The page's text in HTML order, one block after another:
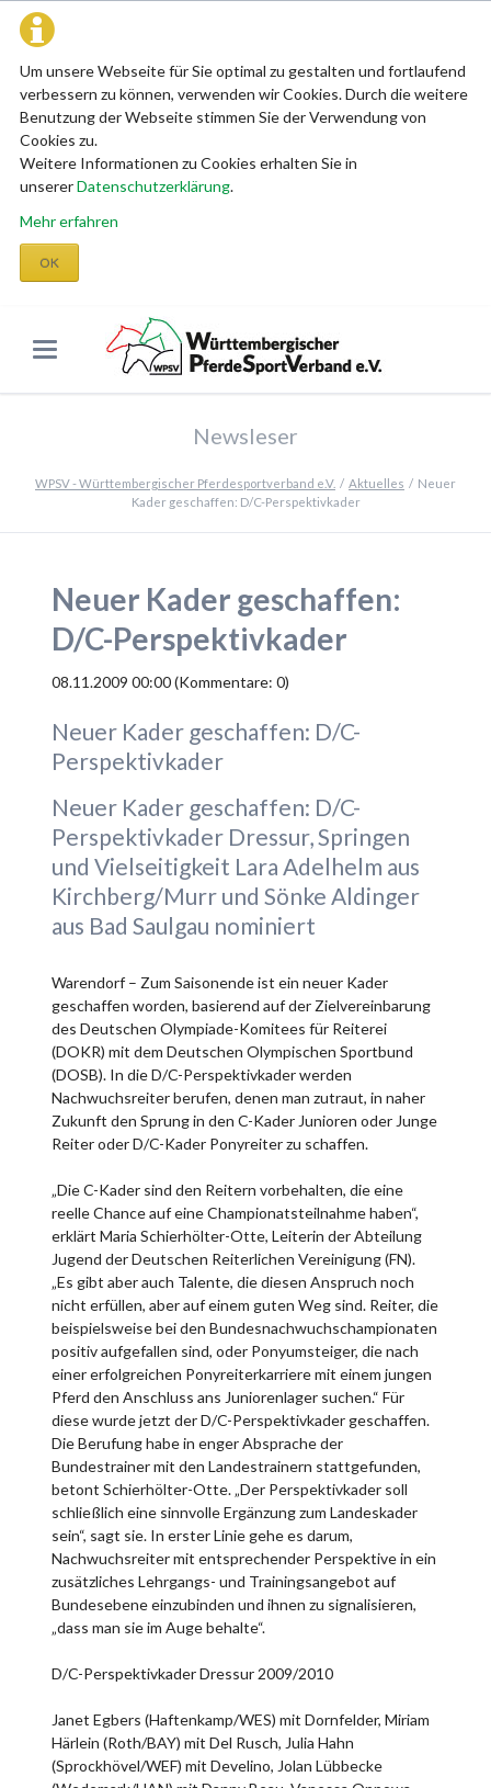
Um unsere Webseite für Sie optimal zu gestalten und fortlaufend
verbessern zu können, verwenden wir Cookies. Durch die weitere
Benutzung der Webseite stimmen Sie der Verwendung von
Cookies zu.
Weitere Informationen zu Cookies erhalten Sie in
unsererDatenschutzerklärung.
Mehr erfahren
OK
Newsleser
WPSV - Württembergischer Pferdesportverband e.V. Aktuelles
Neuer
Kader geschaffen: D/C-Perspektivkader
Neuer Kader geschaffen:
D/C-Perspektivkader
08.11.2009 00:00(Kommentare: 0)
Neuer Kader geschaffen: D/C-
Perspektivkader
Neuer Kader geschaffen: D/C-
Perspektivkader Dressur, Springen
und Vielseitigkeit Lara Adelhelm aus
Kirchberg/Murr und Sönke Aldinger
aus Bad Saulgau nominiert
Warendorf – Zum Saisonende ist ein neuer Kader
geschaffen worden, basierend auf der Zielvereinbarung
des Deutschen Olympiade-Komitees für Reiterei
(DOKR) mit dem Deutschen Olympischen Sportbund
(DOSB). In die D/C-Perspektivkader werden
Nachwuchsreiter berufen, denen man zutraut, in naher
Zukunft den Sprung in den C-Kader Junioren oder Junge
Reiter oder D/C-Kader Ponyreiter zu schaffen.
„Die C-Kader sind den Reitern vorbehalten, die eine
reelle Chance auf eine Championatsteilnahme haben“,
erklärt Maria Schierhölter-Otte, Leiterin der Abteilung
Jugend der Deutschen Reiterlichen Vereinigung (FN).
„Es gibt aber auch Talente, die diesen Anspruch noch
nicht erfüllen, aber auf einem guten Weg sind. Reiter, die
beispielsweise bei den Bundesnachwuchschampionaten
positiv aufgefallen sind, oder Ponyumsteiger, die nach
einer erfolgreichen Ponyreiterkarriere mit einem jungen
Pferd den Anschluss ans Juniorenlager suchen.“ Für
diese wurde jetzt der D/C-Perspektivkader geschaffen.
Die Berufung habe in enger Absprache der
Bundestrainer mit den Landestrainern stattgefunden,
betont Schierhölter-Otte. „Der Perspektivkader soll
schließlich eine sinnvolle Ergänzung zum Landeskader
sein“, sagt sie. In erster Linie gehe es darum,
Nachwuchsreiter mit entsprechender Perspektive in ein
zusätzliches Lehrgangs- und Trainingsangebot auf
Bundesebene einzubinden und ihnen zu signalisieren,
„dass man sie im Auge behalte“.
D/C-Perspektivkader Dressur 2009/2010
Janet Egbers (Haftenkamp/WES) mit Dornfelder, Miriam
Härlein (Roth/BAY) mit Del Rusch, Julia Hahn
(Sprockhövel/WEF) mit Develino, Jolan Lübbecke